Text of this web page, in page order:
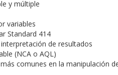
y múltiple
variables
Standard 414
de resultados
(NCA o AQL)
comunes en la manipulación